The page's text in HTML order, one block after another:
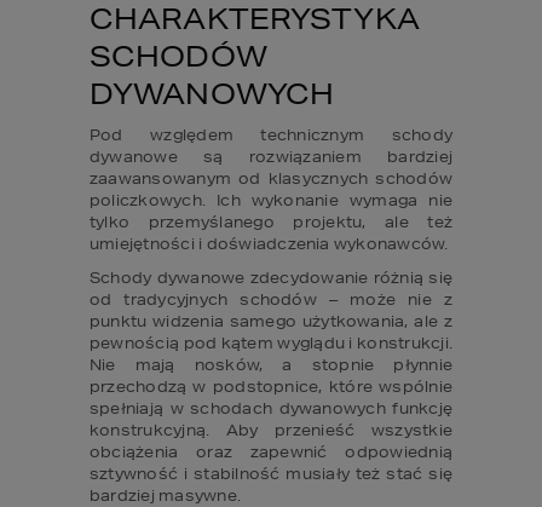
CHARAKTERYSTYKA
SCHODÓW
DYWANOWYCH
Pod względem technicznym schody
dywanowe są rozwiązaniem bardziej
zaawansowanym od klasycznych schodów
policzkowych. Ich wykonanie wymaga nie
tylko przemyślanego projektu, ale też
umiejętności i doświadczenia wykonawców.
Schody dywanowe zdecydowanie różnią się
od tradycyjnych schodów – może nie z
punktu widzenia samego użytkowania, ale z
pewnością pod kątem wyglądu i konstrukcji.
Nie mają nosków, a stopnie płynnie
przechodzą w podstopnice, które wspólnie
spełniają w schodach dywanowych funkcję
konstrukcyjną. Aby przenieść wszystkie
obciążenia oraz zapewnić odpowiednią
sztywność i stabilność musiały też stać się
bardziej masywne.